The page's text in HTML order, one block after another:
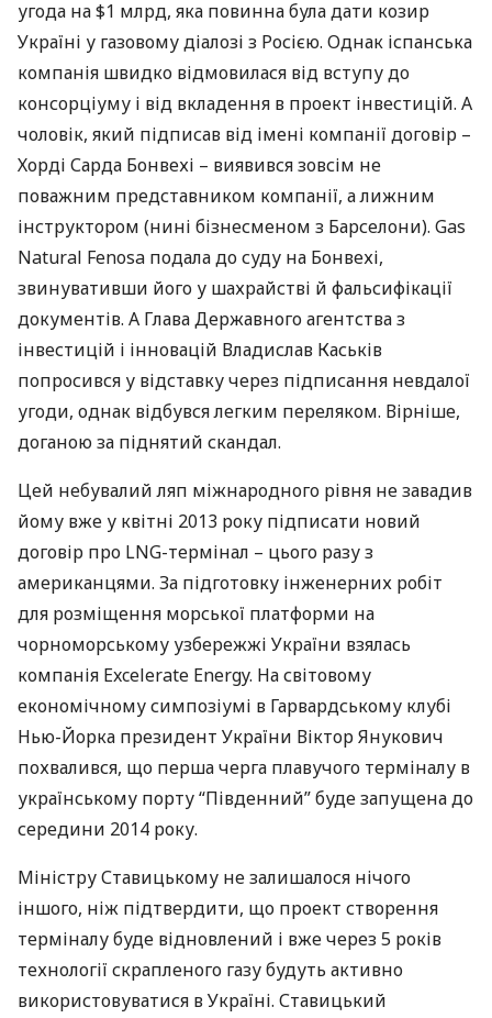
угода на $1 млрд, яка повинна була дати козир
Україні у газовому діалозі з Росією. Однак іспанська
компанія швидко відмовилася від вступу до
консорціуму і від вкладення в проект інвестицій. А
чоловік, який підписав від імені компанії договір –
Хорді Сарда Бонвехі – виявився зовсім не
поважним представником компанії, а лижним
інструктором (нині бізнесменом з Барселони). Gas
Natural Fenosa подала до суду на Бонвехі,
звинувативши його у шахрайстві й фальсифікації
документів. А Глава Державного агентства з
інвестицій і інновацій Владислав Каськів
попросився у відставку через підписання невдалої
угоди, однак відбувся легким переляком. Вірніше,
доганою за піднятий скандал.
Цей небувалий ляп міжнародного рівня не завадив
йому вже у квітні 2013 року підписати новий
договір про LNG-термінал – цього разу з
американцями. За підготовку інженерних робіт
для розміщення морської платформи на
чорноморському узбережжі України взялась
компанія Excelerate Energy. На світовому
економічному симпозіумі в Гарвардському клубі
Нью-Йорка президент України Віктор Янукович
похвалився, що перша черга плавучого терміналу в
українському порту “Південний” буде запущена до
середини 2014 року.
Міністру Ставицькому не залишалося нічого
іншого, ніж підтвердити, що проект створення
терміналу буде відновлений і вже через 5 років
технології скрапленого газу будуть активно
використовуватися в Україні. Ставицький